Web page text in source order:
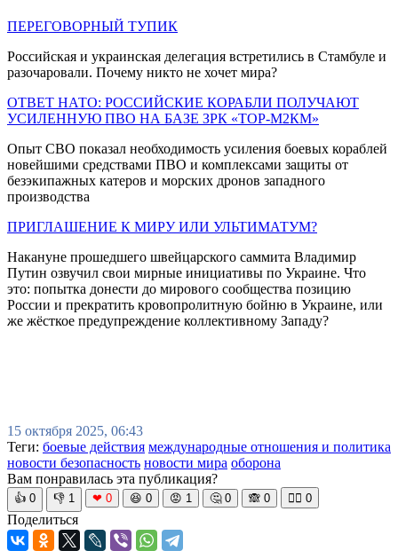
ПЕРЕГОВОРНЫЙ ТУПИК
Российская и украинская делегация встретились в Стамбуле и
разочаровали. Почему никто не хочет мира?
ОТВЕТ НАТО: РОССИЙСКИЕ КОРАБЛИ ПОЛУЧАЮТ
УСИЛЕННУЮ ПВО НА БАЗЕ ЗРК «ТОР-М2КМ»
Опыт СВО показал необходимость усиления боевых кораблей
новейшими средствами ПВО и комплексами защиты от
безэкипажных катеров и морских дронов западного
производства
ПРИГЛАШЕНИЕ К МИРУ ИЛИ УЛЬТИМАТУМ?
Накануне прошедшего швейцарского саммита Владимир
Путин озвучил свои мирные инициативы по Украине. Что
это: попытка донести до мирового сообщества позицию
России и прекратить кровопролитную бойню в Украине, или
же жёсткое предупреждение коллективному Западу?
15 октября 2025, 06:43
Теги: боевые действия международные отношения и политика
новости безопасность новости мира оборона
Вам понравилась эта публикация?
👍 0 👎 1 ❤ 0 😆 0 😡 1 🤔 0 🙈 0 🧘‍♀️ 0
Поделиться